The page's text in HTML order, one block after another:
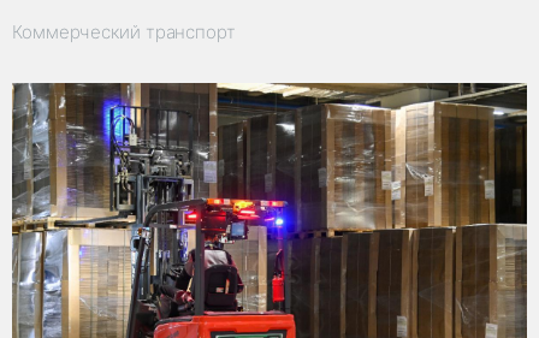
Коммерческий транспорт